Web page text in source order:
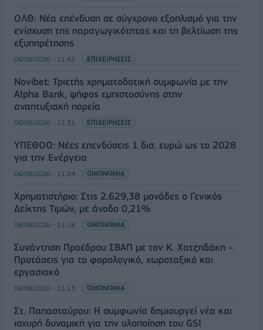
ΟΛΘ: Νέα επένδυση σε σύγχρονο εξοπλισμό για την
ενίσχυση της παραγωγικότητας και τη βελτίωση της
εξυπηρέτησης
06/08/2026 - 11:42 ΕΠΙΧΕΙΡΗΣΕΙΣ
Novibet: Τριετής χρηματοδοτική συμφωνία με την
Alpha Bank, ψήφος εμπιστοσύνης στην
αναπτυξιακή πορεία
06/08/2026 - 11:31 ΕΠΙΧΕΙΡΗΣΕΙΣ
ΥΠΕΘΟΟ: Νέες επενδύσεις 1 δισ. ευρώ ως το 2028
για την Ενέργεια
06/08/2026 - 11:24 ΟΙΚΟΝΟΜΙΑ
Χρηματιστήριο: Στις 2.629,38 μονάδες ο Γενικός
Δείκτης Τιμών, με άνοδο 0,21%
06/08/2026 - 11:18 ΟΙΚΟΝΟΜΙΑ
Συνάντηση Προέδρου ΣΒΑΠ με τον Κ. Χατζηδάκη –
Προτάσεις για το φορολογικό, χωροταξικό και
εργασιακό
06/08/2026 - 11:13 ΟΙΚΟΝΟΜΙΑ
Στ. Παπασταύρου: Η συμφωνία δημιουργεί νέα και
ισχυρή δυναμική για την υλοποίηση του GSI